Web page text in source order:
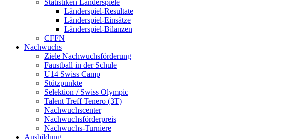
Statistiken Länderspiele
Länderspiel-Resultate
Länderspiel-Einsätze
Länderspiel-Bilanzen
CFFN
Nachwuchs
Ziele Nachwuchsförderung
Faustball in der Schule
U14 Swiss Camp
Stützpunkte
Selektion / Swiss Olympic
Talent Treff Tenero (3T)
Nachwuchscenter
Nachwuchsförderpreis
Nachwuchs-Turniere
Ausbildung